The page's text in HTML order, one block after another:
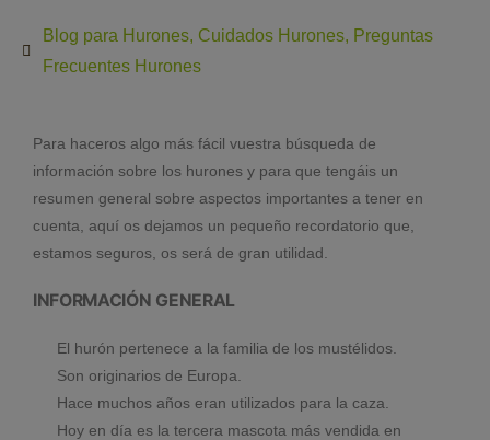
Blog para Hurones, Cuidados Hurones, Preguntas
Frecuentes Hurones
Para haceros algo más fácil vuestra búsqueda de
información sobre los hurones y para que tengáis un
resumen general sobre aspectos importantes a tener en
cuenta, aquí os dejamos un pequeño recordatorio que,
estamos seguros, os será de gran utilidad.
INFORMACIÓN GENERAL
El hurón pertenece a la familia de los mustélidos.
Son originarios de Europa.
Hace muchos años eran utilizados para la caza.
Hoy en día es la tercera mascota más vendida en